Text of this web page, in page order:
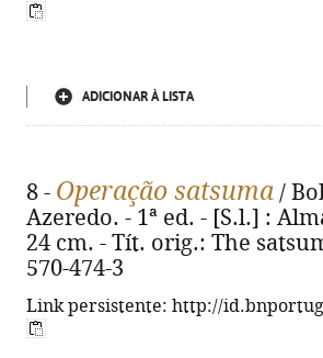
ADICIONAR À LISTA
8 - Operação satsuma /
Azeredo. - 1ª ed. - [S.l.] :
24 cm. - Tít. orig.: The
570-474-3
Link persistente: http://